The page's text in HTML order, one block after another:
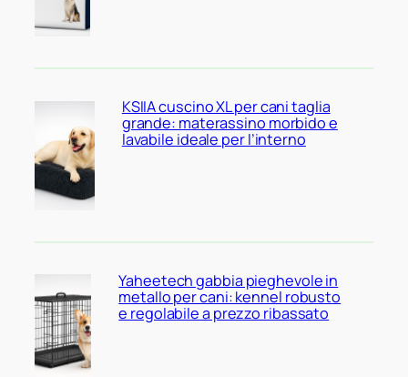
KSIIA cuscino XL per cani taglia
grande: materassino morbido e
lavabile ideale per l’interno
Yaheetech gabbia pieghevole in
metallo per cani: kennel robusto
e regolabile a prezzo ribassato